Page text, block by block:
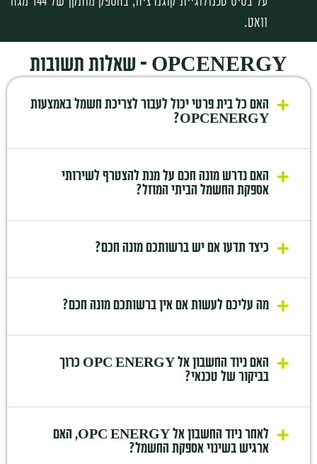
וואט.
OPCENERGY - שאלות תשובות​
האם כל בית פרטי יכול לעבור לצריכת חשמל באמצעות
OPCENERGY?
האם נדרש מונה חכם על מנת להצטרף לשירותי
אספקת החשמל הביתי המוזל?
כיצד תדעו אם יש ברשותכם מונה חכם?
מה עליכם לעשות אם אין ברשותכם מונה חכם?
האם ניוד החשבון אל OPC ENERGY כרוך
בביקור של טכנאי?
לאחר ניוד החשבון אל OPC ENERGY, האם
ארגיש בשינוי אספקת החשמל?